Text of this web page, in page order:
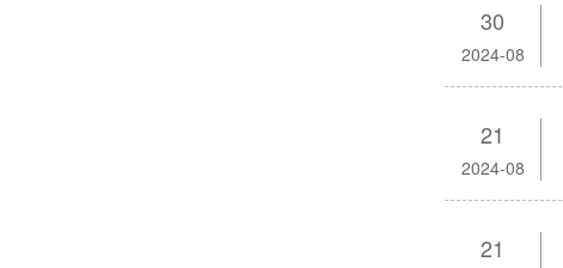
30
2024-08
21
2024-08
21